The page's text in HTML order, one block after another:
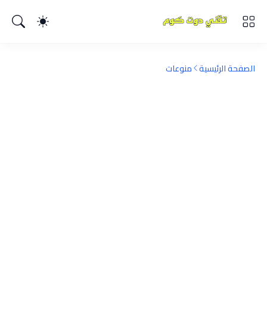
الصفحة الرئيسية منوعات